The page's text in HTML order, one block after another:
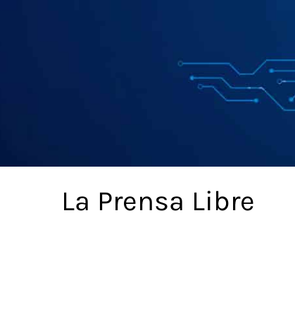
La Prensa Libre